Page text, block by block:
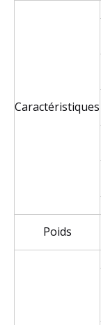
Caractéristiques
Poids